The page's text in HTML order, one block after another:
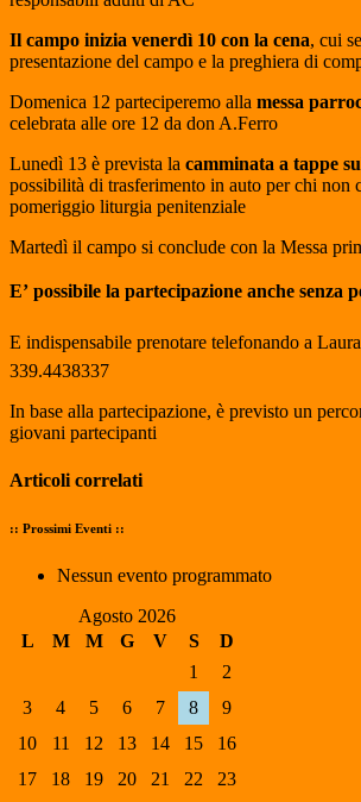
Il campo inizia venerdì 10 con la cena, cui
presentazione del campo e la preghiera di
Domenica 12 parteciperemo alla messa
celebrata alle ore 12 da don A.Ferro
Lunedì 13 è prevista la camminata a tappe
possibilità di trasferimento in auto per chi non
pomeriggio liturgia penitenziale
Martedì il campo si conclude con la Messa
E’ possibile la partecipazione anche senza
E indispensabile prenotare telefonando a
339.4438337
In base alla partecipazione, è previsto un
giovani partecipanti
Articoli correlati
:: Prossimi Eventi ::
Nessun evento programmato
Agosto 2026
L
M M G V S
D
1
2
3
4 5 6 7 8
9
10
11 12 13 14 15
16
17
18 19 20 21 22
23